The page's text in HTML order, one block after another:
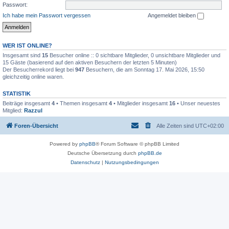
Passwort:
Ich habe mein Passwort vergessen
Angemeldet bleiben
WER IST ONLINE?
Insgesamt sind 15 Besucher online :: 0 sichtbare Mitglieder, 0 unsichtbare Mitglieder und
15 Gäste (basierend auf den aktiven Besuchern der letzten 5 Minuten)
Der Besucherrekord liegt bei 947 Besuchern, die am Sonntag 17. Mai 2026, 15:50
gleichzeitig online waren.
STATISTIK
Beiträge insgesamt 4 • Themen insgesamt 4 • Mitglieder insgesamt 16 • Unser neuestes
Mitglied: Razzul
Foren-Übersicht Alle Zeiten sind UTC+02:00
Powered by phpBB® Forum Software © phpBB Limited
Deutsche Übersetzung durch phpBB.de
Datenschutz| Nutzungsbedingungen